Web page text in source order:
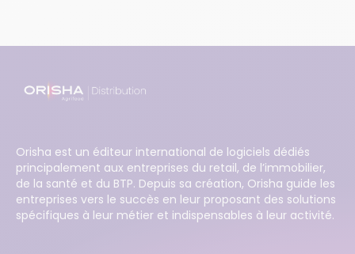
Orisha est un éditeur international de logiciels dédiés
principalement aux entreprises du retail, de l’immobilier,
de la santé et du BTP. Depuis sa création, Orisha guide les
entreprises vers le succès en leur proposant des solutions
spécifiques à leur métier et indispensables à leur activité.